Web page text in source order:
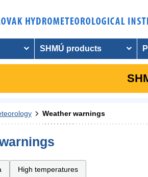
SHMÚ products
Weather warnings
High temperatures